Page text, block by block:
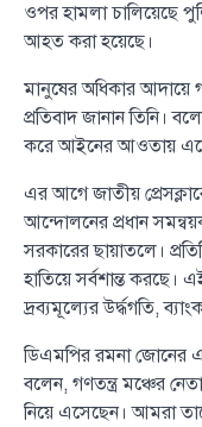
ওপর হামলা চালিয়েছে
আহত করা হয়েছে।
মানুষের অধিকার আদায়ে
প্রতিবাদ জানান তিনি।
করে আইনের আওতায়
এর আগে জাতীয়
আন্দোলনের প্রধান
সরকারের ছায়াতলে।
হাতিয়ে সর্বশান্ত
দ্রব্যমূল্যের উর্দ্ধগতি,
ডিএমপির রমনা জোনের
বলেন, গণতন্ত্র মঞ্চের
নিয়ে এসেছেন। আমরা